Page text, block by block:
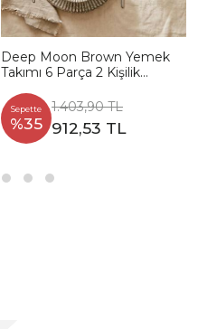
Deep Moon Brown Yemek
Takımı 6 Parça 2 Kişilik
Sepette
%35
1.403,90 TL
912,53 TL